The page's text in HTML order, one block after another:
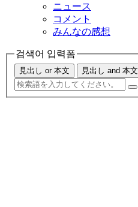
ニュース
コメント
みんなの感想
검색어 입력폼
見出し or 本文 見出し and 本文